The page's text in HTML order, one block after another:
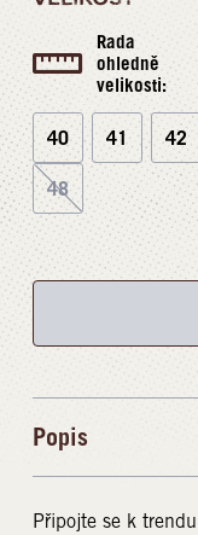
Rada
ohledně
velikosti:
40 41 42
48
Popis
Připojte se k